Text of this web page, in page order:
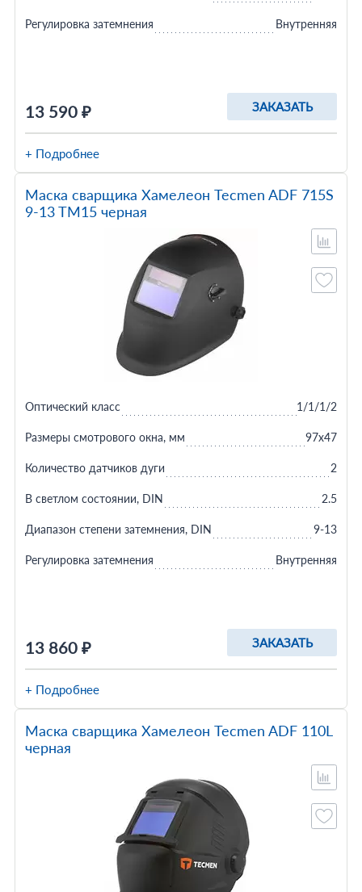
13 590 ₽ ЗАКАЗАТЬ
Регулировка затемнения Внутренняя
+ Подробнее
Маска сварщика Хамелеон Tecmen ADF 715S
9-13 TM15 черная
13 860 ₽ ЗАКАЗАТЬ
Оптический класс 1/1/1/2
Размеры смотрового окна, мм 97x47
Количество датчиков дуги 2
В светлом состоянии, DIN 2.5
Диапазон степени затемнения, DIN 9-13
Регулировка затемнения Внутренняя
+ Подробнее
Маска сварщика Хамелеон Tecmen ADF 110L
черная